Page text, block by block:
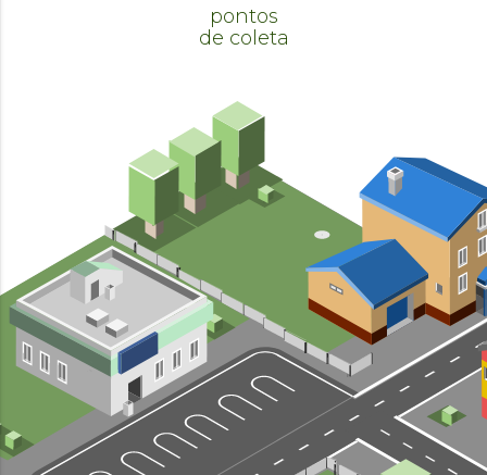
pontos
de coleta